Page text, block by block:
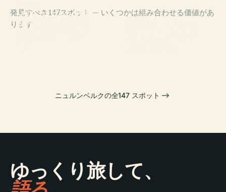
発見すべき147スポット — いくつかは組み合わせる価値があ
ります。
PLACE
ゲルマン国立博
PLACE
ゲルマニック国
立博物館のドイ
ニュルンベルクの全147 スポット
ゆっくり旅して、